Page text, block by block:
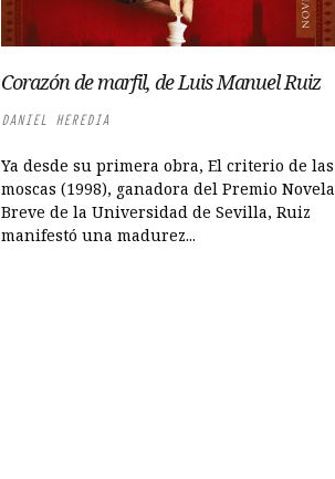
Corazón de marfil, de Luis Manuel Ruiz
DANIEL HEREDIA
Ya desde su primera obra, El criterio de las
moscas (1998), ganadora del Premio Novela
Breve de la Universidad de Sevilla, Ruiz
manifestó una madurez...